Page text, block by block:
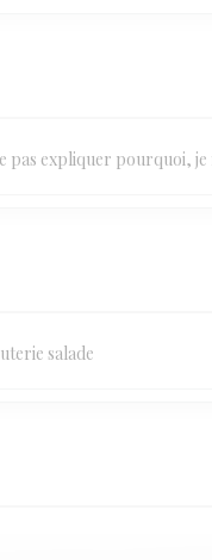
pas expliquer pourquoi,
salade